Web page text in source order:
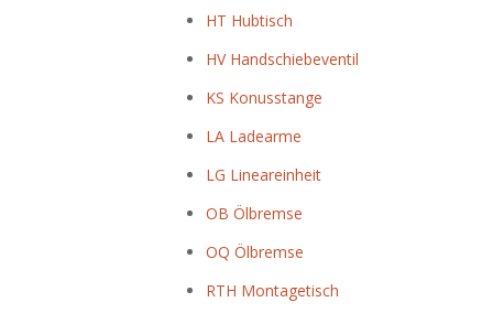
HT Hubtisch
HV Handschiebeventil
KS Konusstange
LA Ladearme
LG Lineareinheit
OB Ölbremse
OQ Ölbremse
RTH Montagetisch